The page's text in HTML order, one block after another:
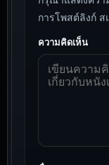
การโพสต์ลิงก์
ความคิดเห็น